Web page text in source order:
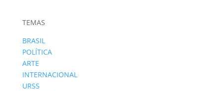
TEMAS
BRASIL
POLÍTICA
ARTE
INTERNACIONAL
URSS